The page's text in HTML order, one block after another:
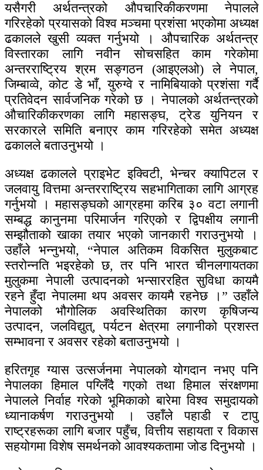
यसैगरी अर्थतन्त्रको औपचारिकीकरणमा नेपालले
गरिरहेको प्रयासको विश्व मञ्चमा प्रशंसा भएकोमा अध्यक्ष
ढकालले खुसी व्यक्त गर्नुभयो । औपचारिक अर्थतन्त्र
विस्तारका लागि नवीन सोचसहित काम गरेकोमा
अन्तरराष्ट्रिय श्रम सङ्गठन (आइएलओ) ले नेपाल,
जिम्बाव्वे, कोट डे भाँ, युरुग्वे र नामिबियाको प्रशंसा गर्दै
प्रतिवेदन सार्वजनिक गरेको छ । नेपालको अर्थतन्त्रको
औचारिकीकरणका लागि महासङ्घ, ट्रेड युनियन र
सरकारले समिति बनाएर काम गरिरहेको समेत अध्यक्ष
ढकालले बताउनुभयो ।
अध्यक्ष ढकालले प्राइभेट इक्विटी, भेन्चर क्यापिटल र
जलवायु वित्तमा अन्तरराष्ट्रिय सहभागिताका लागि आग्रह
गर्नुभयो । महासङ्घको आग्रहमा करिब ३० वटा लगानी
सम्बद्ध कानुनमा परिमार्जन गरिएको र द्विपक्षीय लगानी
सम्झौताको खाका तयार भएको जानकारी गराउनुभयो ।
उहाँले भन्नुभयो, “नेपाल अतिकम विकसित मुलुकबाट
स्तरोन्नति भइरहेको छ, तर पनि भारत चीनलगायतका
मुलुकमा नेपाली उत्पादनको भन्साररहित सुविधा कायमै
रहने हुँदा नेपालमा थप अवसर कायमै रहनेछ ।” उहाँले
नेपालको भौगोलिक अवस्थितिका कारण कृषिजन्य
उत्पादन, जलविद्युत्, पर्यटन क्षेत्रमा लगानीको प्रशस्त
सम्भावना र अवसर रहेको बताउनुभयो ।
हरितगृह ग्यास उत्सर्जनमा नेपालको योगदान नभए पनि
नेपालका हिमाल पग्लिँदै गएको तथा हिमाल संरक्षणमा
नेपालले निर्वाह गरेको भूमिकाको बारेमा विश्व समुदायको
ध्यानाकर्षण गराउनुभयो । उहाँले पहाडी र टापु
राष्ट्रहरूका लागि बजार पहुँच, वित्तीय सहायता र विकास
सहयोगमा विशेष समर्थनको आवश्यकतामा जोड दिनुभयो ।